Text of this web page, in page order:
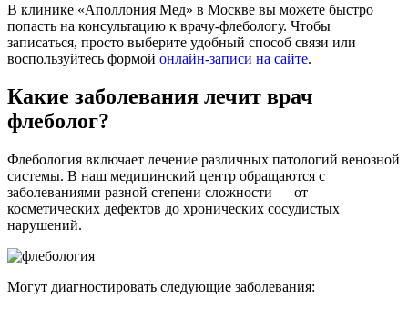
В клинике «Аполлония Мед» в Москве вы можете быстро
попасть на консультацию к врачу-флебологу. Чтобы
записаться, просто выберите удобный способ связи или
воспользуйтесь формой онлайн-записи на сайте.
Какие заболевания лечит врач
флеболог?
Флебология включает лечение различных патологий венозной
системы. В наш медицинский центр обращаются с
заболеваниями разной степени сложности — от
косметических дефектов до хронических сосудистых
нарушений.
Могут диагностировать следующие заболевания: